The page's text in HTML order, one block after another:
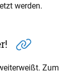
werden.
Zum